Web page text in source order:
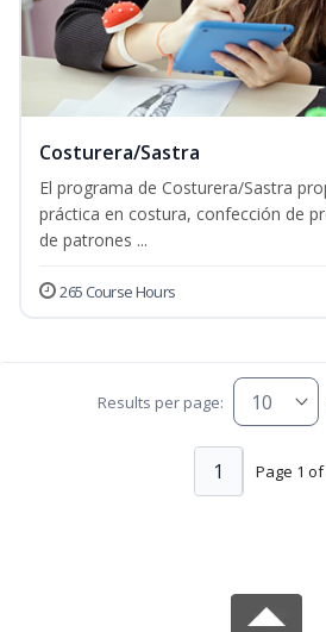
Costurera/Sastra
El programa de Costurera/Sastra
práctica en costura, confección de
de patrones ...
265 Course Hours
Results per page:
Page 1 of
1